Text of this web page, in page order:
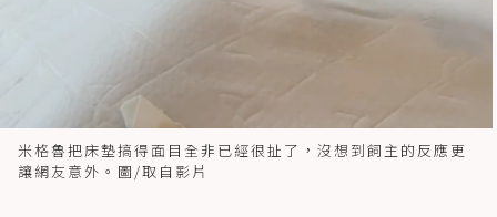
米格魯把床墊搞得面目全非已經很扯了，沒想到飼主的反應更
讓網友意外。圖/取自影片